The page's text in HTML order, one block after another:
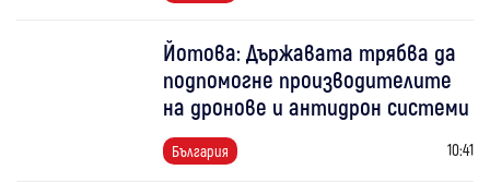
Йотова: Държавата трябва да
подпомогне производителите
на дронове и антидрон системи
България 10:41